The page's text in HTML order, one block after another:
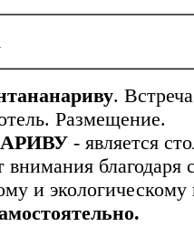
.
Размещение.
- является
внимания благодаря
и